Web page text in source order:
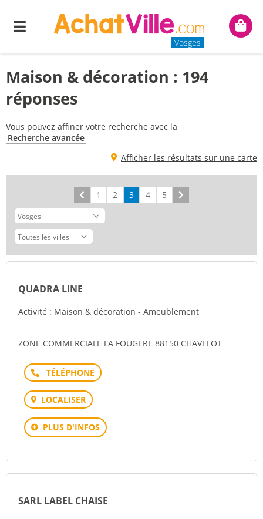
Menu
Vosges
Mon
Maison & décoration : 194
réponses
Vous pouvez affiner votre recherche avec la
Recherche avancée
Afficher les résultats sur une carte
Précédent
1 2 3 4 5
QUADRA LINE
Activité : Maison & décoration - Ameublement
ZONE COMMERCIALE LA FOUGERE 88150 CHAVELOT
Téléphone
LOCALISER
PLUS D'INFOS
SARL LABEL CHAISE